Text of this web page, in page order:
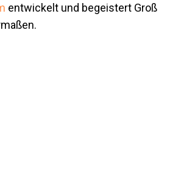
entwickelt und begeistert Groß